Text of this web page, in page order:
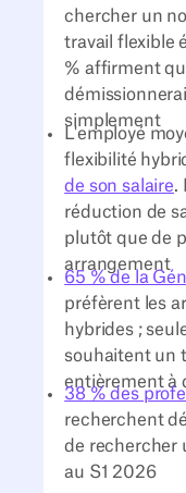
chercher un
travail flexible
% affirment
simplement
L'employé
flexibilité
de son salaire.
réduction de
plutôt que de
arrangement
65 % de la
préfèrent les
hybrides ;
souhaitent un
entièrement à
38 % des
recherchent
de rechercher
au S1 2026